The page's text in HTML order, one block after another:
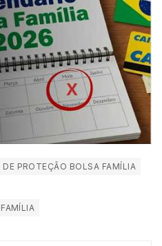
DE PROTEÇÃO BOLSA FAMÍLIA